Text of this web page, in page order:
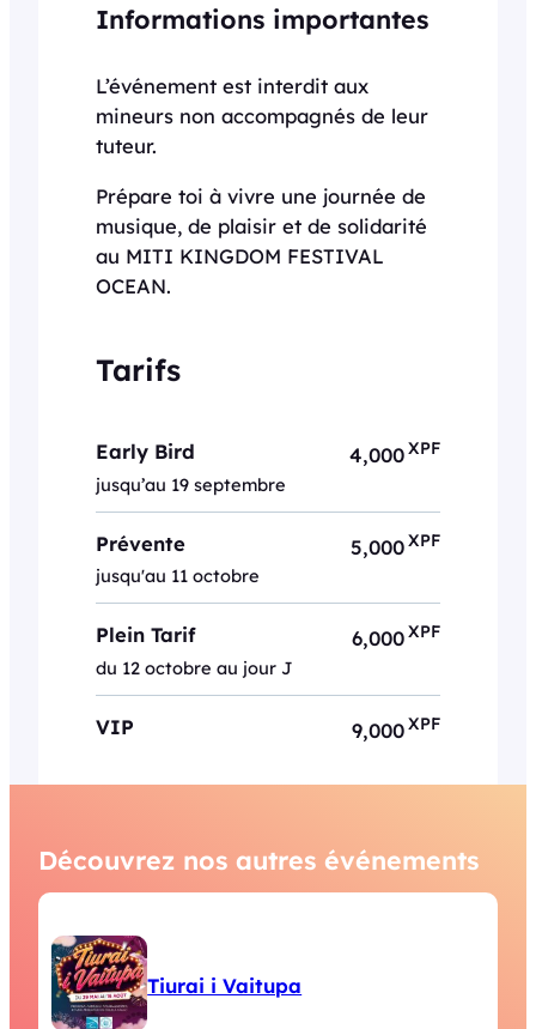
Informations importantes
L’événement est interdit aux
mineurs non accompagnés de leur
tuteur.
Prépare toi à vivre une journée de
musique, de plaisir et de solidarité
au MITI KINGDOM FESTIVAL
OCEAN.
Tarifs
Early Bird
jusqu’au 19 septembre
4,000XPF
Prévente
jusqu'au 11 octobre
5,000XPF
Plein Tarif
du 12 octobre au jour J
6,000XPF
VIP 9,000XPF
Découvrez nos autres événements
Tiurai i Vaitupa